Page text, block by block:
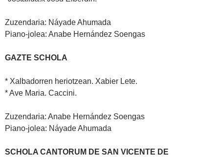
Zuzendaria: Náyade Ahumada
Piano-jolea: Anabe Hernández Soengas
GAZTE SCHOLA
* Xalbadorren heriotzean. Xabier Lete.
* Ave Maria. Caccini.
Zuzendaria: Anabe Hernández Soengas
Piano-jolea: Náyade Ahumada
SCHOLA CANTORUM DE SAN VICENTE DE